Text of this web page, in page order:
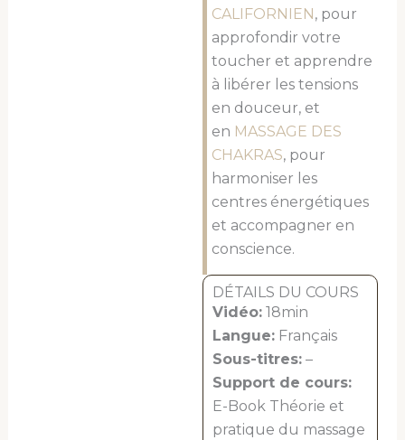
CALIFORNIEN , pour
approfondir votre
toucher et apprendre
à libérer les tensions
en douceur, et
en MASSAGE DES
CHAKRAS, pour
harmoniser les
centres énergétiques
et accompagner en
conscience.
DÉTAILS DU COURS
Vidéo: 18min
Langue: Français
Sous-titres: –
Support de cours:
E-Book Théorie et
pratique du massage